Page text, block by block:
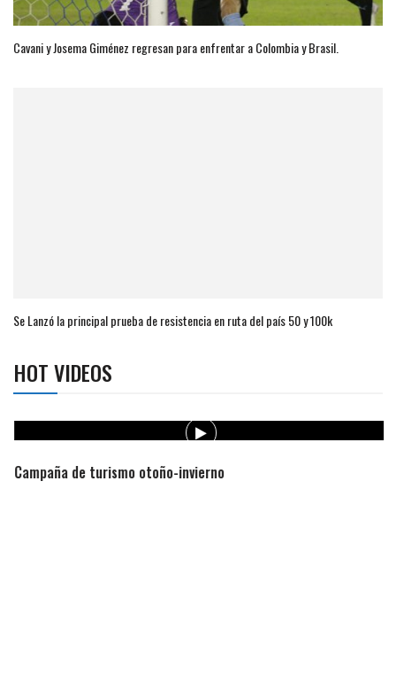
Cavani y Josema Giménez regresan para enfrentar a Colombia y Brasil.
Se Lanzó la principal prueba de resistencia en ruta del país 50 y 100k
HOT VIDEOS
Campaña de turismo otoño-invierno